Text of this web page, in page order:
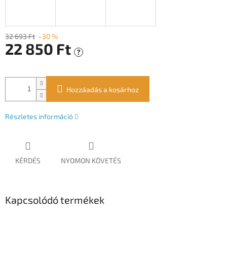
32 693 Ft –30 %
22 850 Ft ?
Hozzáadás a kosárhoz
Részletes információ
KÉRDÉS NYOMON KÖVETÉS
Kapcsolódó termékek